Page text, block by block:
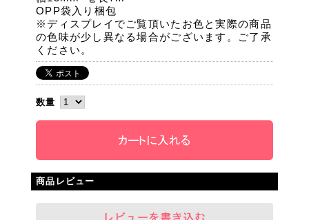
OPP袋入り梱包
※ディスプレイでご覧頂いたお色と実際の商品
の色味が少し異なる場合がございます。ご了承
ください。
数量
商品レビュー